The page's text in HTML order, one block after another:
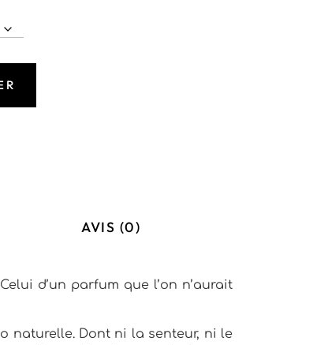
AVIS (0)
d’un parfum que l’on n’aurait
naturelle. Dont ni la senteur, ni le